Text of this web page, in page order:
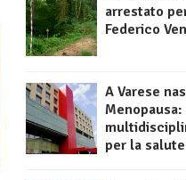
arrestato
Federico
A Varese
per la